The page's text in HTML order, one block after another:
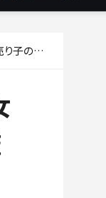
名鑑2019】